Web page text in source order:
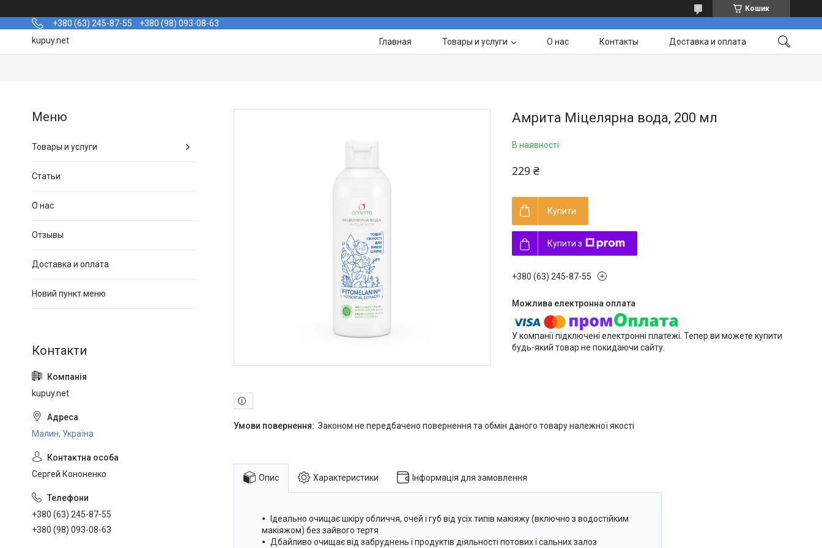
Кошик
+380 (63) 245-87-55
+380 (98) 093-08-63
kupuy.net
Главная Товары и услуги О нас Контакты Доставка и оплата
Амрита Міцелярна вода, 200 мл
В наявності
229 ₴
Купити
Купити з
+380 (63) 245-87-55
У компанії підключені електронні платежі. Тепер ви можете купити
будь-який товар не покидаючи сайту.
Законом не передбачено повернення та обмін даного товару належної якості
Опис Характеристики Інформація для замовлення
Ідеально очищає шкіру обличчя, очей і губ від усіх типів макіяжу (включно з водостійким
макіяжом) без зайвого тертя
Дбайливо очищає від забруднень і продуктів діяльності потових і сальних залоз
Товары и услуги
Статьи
О нас
Отзывы
Доставка и оплата
Новий пункт меню
kupuy.net
Малин, Україна
Сергей Кононенко
+380 (63) 245-87-55
+380 (98) 093-08-63